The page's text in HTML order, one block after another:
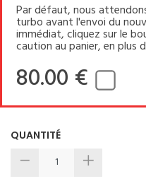
Par défaut, nous
turbo avant l'envoi du
immédiat, cliquez sur le
caution au panier, en plus
80.00 €
QUANTITÉ